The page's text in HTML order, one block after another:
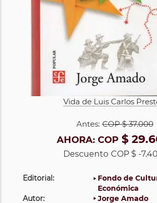
Vida de Luis Carlos
Antes: COP$ 37.000
AHORA: COP$
Descuento COP $ -
Editorial:
Fondo de
Económica
Autor:
Jorge Amado